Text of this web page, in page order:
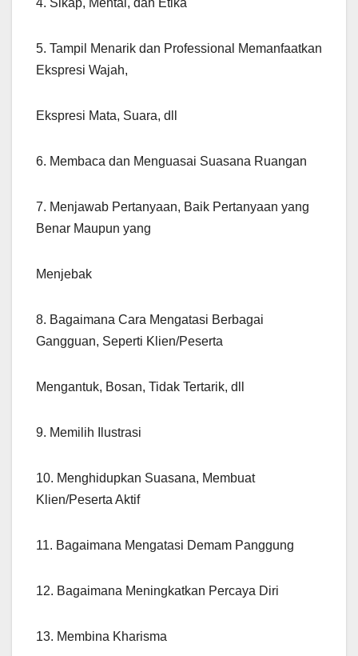
4. Sikap, Mental, dan Etika
5. Tampil Menarik dan Professional Memanfaatkan
Ekspresi Wajah,
Ekspresi Mata, Suara, dll
6. Membaca dan Menguasai Suasana Ruangan
7. Menjawab Pertanyaan, Baik Pertanyaan yang
Benar Maupun yang
Menjebak
8. Bagaimana Cara Mengatasi Berbagai
Gangguan, Seperti Klien/Peserta
Mengantuk, Bosan, Tidak Tertarik, dll
9. Memilih Ilustrasi
10. Menghidupkan Suasana, Membuat
Klien/Peserta Aktif
11. Bagaimana Mengatasi Demam Panggung
12. Bagaimana Meningkatkan Percaya Diri
13. Membina Kharisma